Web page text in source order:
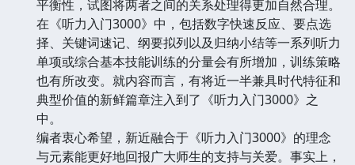
平衡性，试图将两者之间的关系处理得更加自然合理。
在《听力入门3000》中，包括数字快速反应、要点选
择、关键词速记、纲要拟列以及归纳小结等一系列听力
单项或综合基本技能训练的分量会有所增加，训练策略
也有所改变。就内容而言，有将近一半兼具时代特征和
典型价值的新鲜篇章注入到了《听力入门3000》之
中。
编者衷心希望，新近融合于《听力入门3000》的理念
与元素能更好地回报广大师生的支持与关爱。事实上，